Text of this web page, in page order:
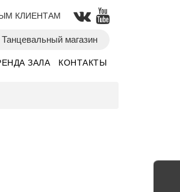
Танцевальный магазин
КЛИЕНТАМ
ЗАЛА КОНТАКТЫ